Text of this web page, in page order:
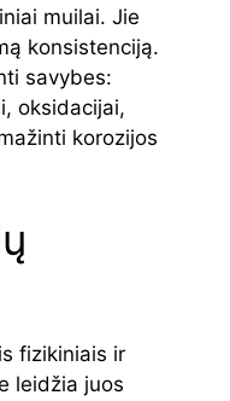
muilai. Jie
konsistenciją.
savybes:
oksidacijai,
korozijos
fizikiniais ir
leidžia juos